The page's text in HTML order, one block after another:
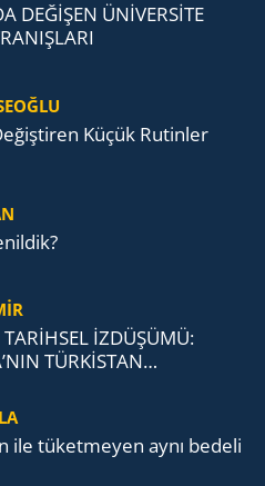
DEĞİŞEN ÜNİVERSİTE
Küçük Ru­tin­ler
İZDÜŞÜMÜ:
TÜRKİSTAN
UZANAN MİRASI
ile tü­ket­me­yen aynı be­de­li